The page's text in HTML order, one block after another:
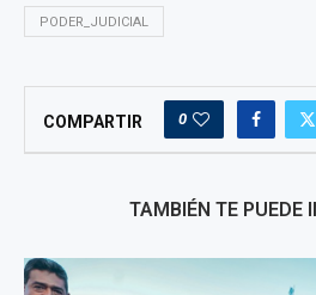
PODER_JUDICIAL
COMPARTIR 0
TAMBIÉN TE PUEDE